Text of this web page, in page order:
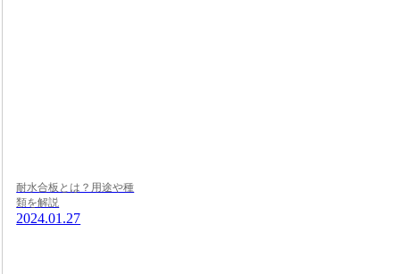
耐水合板とは？用途や種
類を解説
2024.01.27